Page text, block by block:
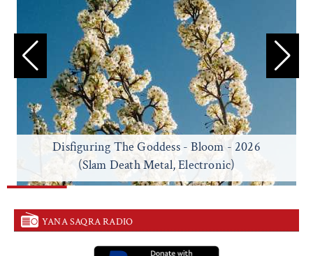
Disfiguring The Goddess - Bloom - 2026
(Slam Death Metal, Electronic)
YANA SAQRA RADIO